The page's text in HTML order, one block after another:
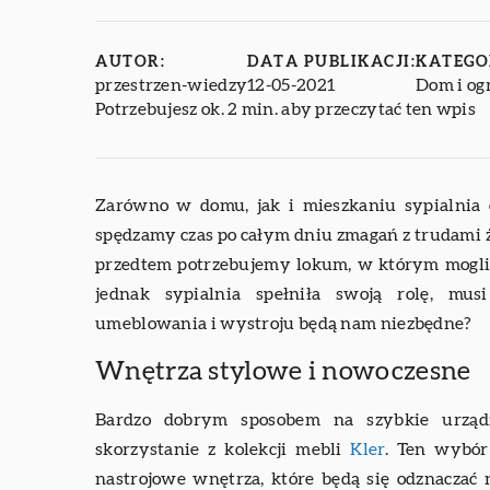
AUTOR:
przestrzen-wiedzy
DATA PUBLIKACJI:
12-05-2021
Dom i
Potrzebujesz ok. 2 min. aby przeczytać ten wpis
Zarówno w domu, jak i mieszkaniu
spędzamy czas po całym dniu zmagań z
przedtem potrzebujemy lokum, w którym
jednak sypialnia spełniła swoją rolę,
umeblowania i wystroju będą nam niezbędne?
Wnętrza stylowe i nowoczesne
Bardzo dobrym sposobem na szybkie
skorzystanie z kolekcji mebliKler. Ten wybór
nastrojowe wnętrza, które będą się